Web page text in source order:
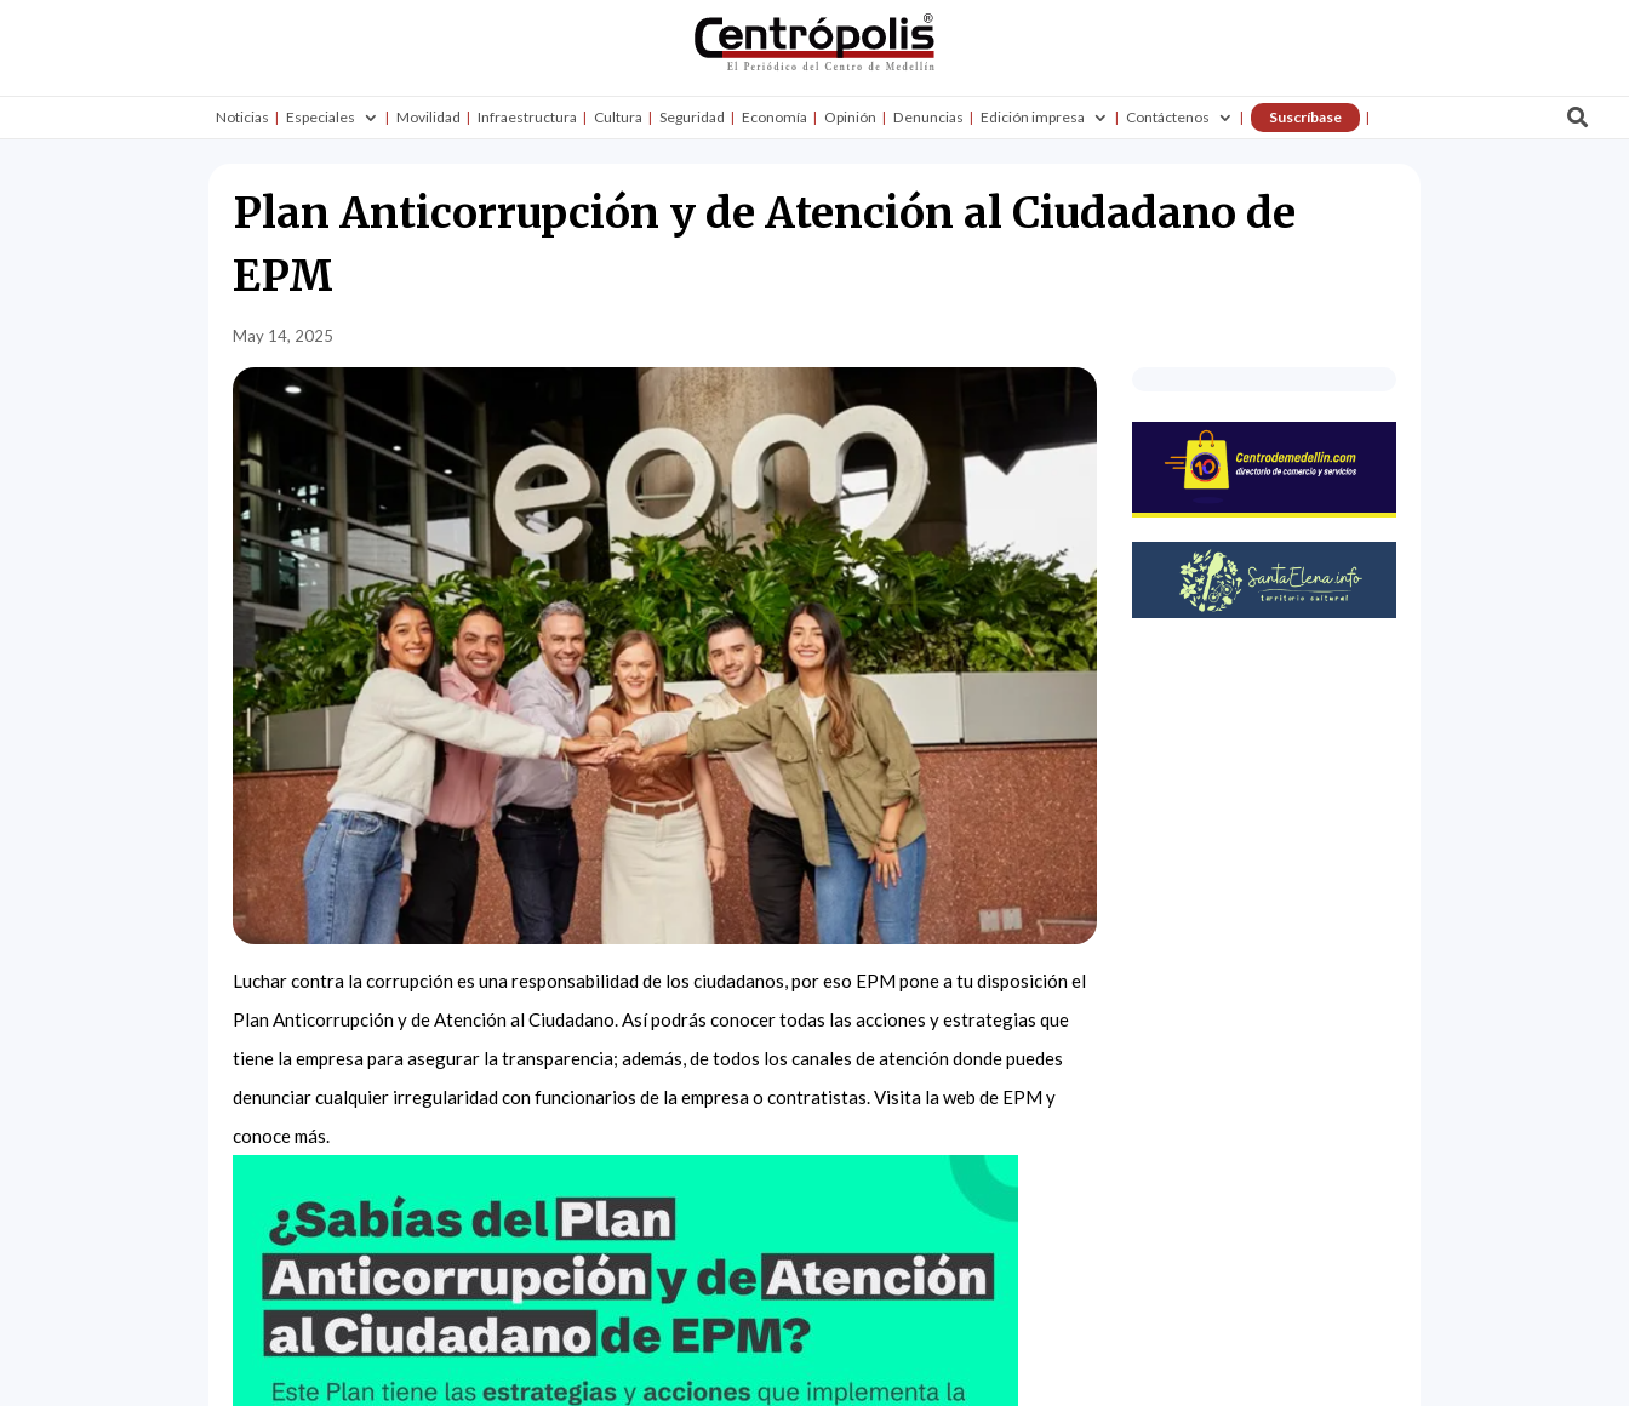
Noticias Especiales Movilidad Infraestructura Cultura Seguridad Economía Opinión Denuncias Edición impresa Contáctenos Suscríbase 
Plan Anticorrupción y de Atención al Ciudadano de
EPM
May 14, 2025
Luchar contra la corrupción es una responsabilidad de los ciudadanos, por eso EPM pone a tu disposición el
Plan Anticorrupción y de Atención al Ciudadano. Así podrás conocer todas las acciones y estrategias que
tiene la empresa para asegurar la transparencia; además, de todos los canales de atención donde puedes
denunciar cualquier irregularidad con funcionarios de la empresa o contratistas. Visita la web de EPM y
conoce más.